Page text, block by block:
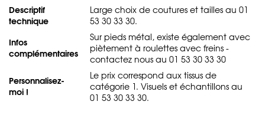
Descriptif
technique
Large choix de coutures et tailles au 01
53 30 33 30.
Infos
complémentaires
Sur pieds métal, existe également avec
piètement à roulettes avec freins -
contactez nous au 01 53 30 33 30
Personnalisez-
moi !
Le prix correspond aux tissus de
catégorie 1. Visuels et échantillons au
01 53 30 33 30.